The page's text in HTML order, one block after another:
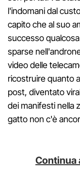
l'indomani dal
capito che al suo
successo
sparse
video delle
ricostruire quanto
post, diventato
dei manifesti nella
gatto non c'è
Continua